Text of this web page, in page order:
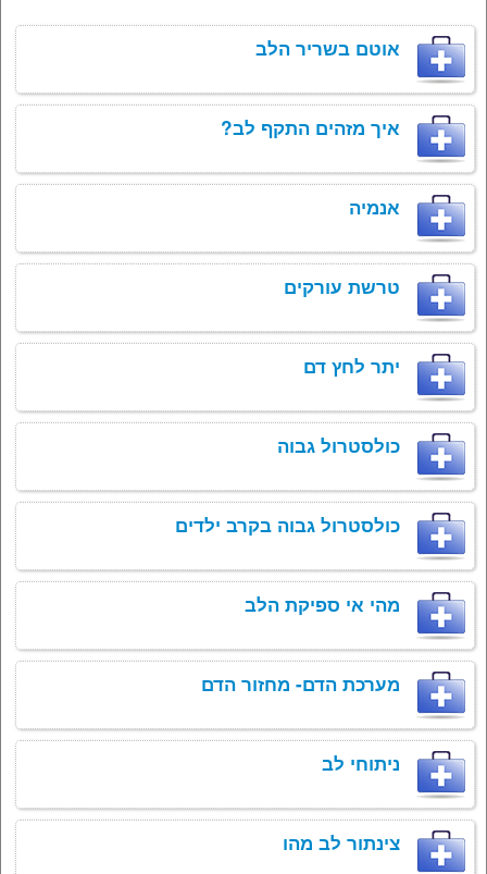
אוטם בשריר הלב
איך מזהים התקף לב?
אנמיה
טרשת עורקים
יתר לחץ דם
כולסטרול גבוה
כולסטרול גבוה בקרב ילדים
מהי אי ספיקת הלב
מערכת הדם- מחזור הדם
ניתוחי לב
צינתור לב מהו